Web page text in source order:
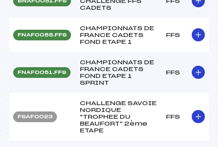
CADETS
FNAF0055.FFS
CHAMPIONNATS DE
FRANCE CADETS
FOND ETAPE 1
FFS
FNAF0051.FFS
CHAMPIONNATS DE
FRANCE CADETS
FOND ETAPE 1
SPRINT
FFS
FSAF0023
CHALLENGE SAVOIE
NORDIQUE
"TROPHEE DU
BEAUFORT" 2ème
ETAPE
FFS